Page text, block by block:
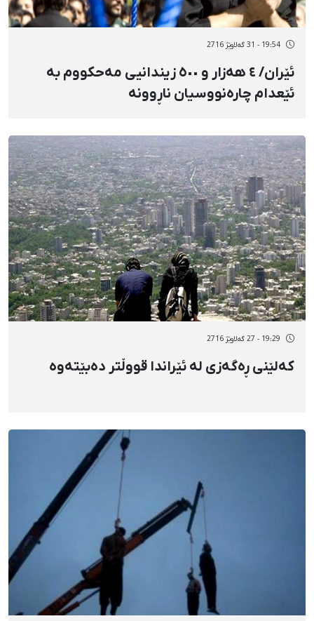
19:54 - 31 گەلاوێژ 2716
ئێران/ ٤ هەزار و ٥٠٠ زیندانیی مەحکووم بە
ئێعدام چارەنووسیان ناڕوونە
19:29 - 27 گەلاوێژ 2716
کەلێنی ڕەگەزی لە ئێراندا قووڵتر دەبێتەوە